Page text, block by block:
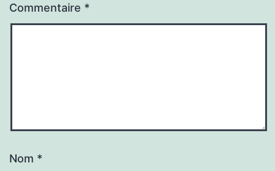
Commentaire *
Nom *